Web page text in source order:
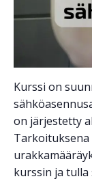
Kurssi on
on järjestetty
kurssin ja